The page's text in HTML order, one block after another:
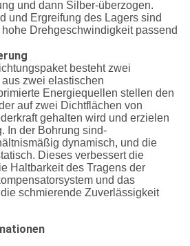
und dann Silber-überzogen.
und Ergreifung des Lagers sind
Drehgeschwindigkeit passend
besteht zwei
zwei elastischen
Energiequellen stellen den
auf zwei Dichtflächen von
gehalten wird und erzielen
In der Bohrung sind-
dynamisch, und die
Dieses verbessert die
Haltbarkeit des Tragens der
und das
schmierende Zuverlässigkeit